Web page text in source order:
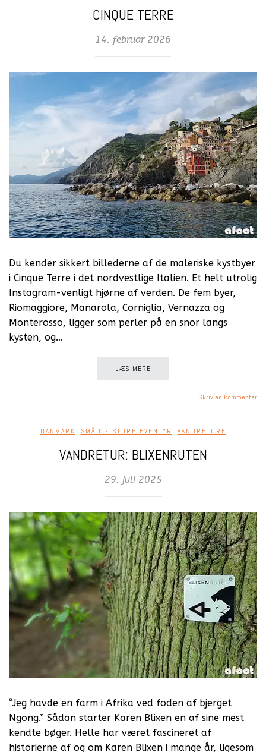
CINQUE TERRE
14. februar 2026
Du kender sikkert billederne af de maleriske kystbyer
i Cinque Terre i det nordvestlige Italien. Et helt utrolig
Instagram-venligt hjørne af verden. De fem byer,
Riomaggiore, Manarola, Corniglia, Vernazza og
Monterosso, ligger som perler på en snor langs
kysten, og…
LÆS MERE
Skriv en kommentar
DANMARK SMÅ OG STORE EVENTYR VANDRETURE
VANDRETUR: BLIXENRUTEN
29. juli 2025
“Jeg havde en farm i Afrika ved foden af bjerget
Ngong.” Sådan starter Karen Blixen en af sine mest
kendte bøger. Helle har været fascineret af
historierne af og om Karen Blixen i mange år, ligesom